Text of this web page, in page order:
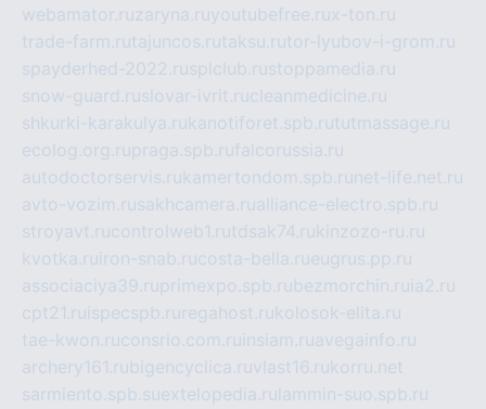
webamator.ruzaryna.ruyoutubefree.rux-ton.ru
trade-farm.rutajuncos.rutaksu.rutor-lyubov-i-grom.ru
spayderhed-2022.rusplclub.rustoppamedia.ru
snow-guard.ruslovar-ivrit.rucleanmedicine.ru
shkurki-karakulya.rukanotiforet.spb.rututmassage.ru
ecolog.org.rupraga.spb.rufalcorussia.ru
autodoctorservis.rukamertondom.spb.ru net-life.net.ru
avto-vozim.rusakhcamera.rualliance-electro.spb.ru
stroyavt.rucontrolweb1.rutdsak74.rukinzozo-ru.ru
kvotka.ru iron-snab.rucosta-bella.rueugrus.pp.ru
associaciya39.ruprimexpo.spb.rubezmorchin.ru ia2.ru
cpt21.ru ispecspb.ru regahost.rukolosok-elita.ru
tae-kwon.ruconsrio.com.ru insiam.ruavegainfo.ru
archery161.rubigencyclica.ruvlast16.rukorru.net
sarmiento.spb.suextelopedia.ru lammin-suo.spb.ru